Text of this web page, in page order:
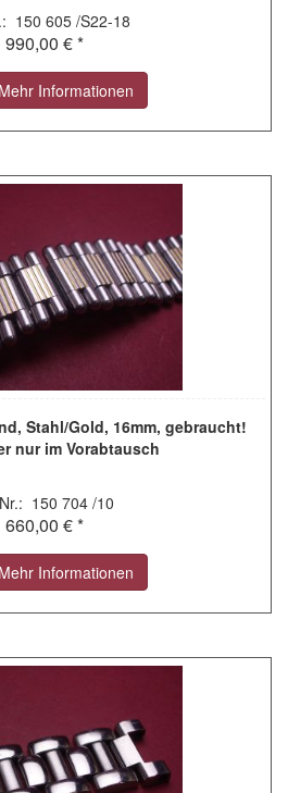
150 605 /S22-18
990,00 € *
Mehr Informationen
Stahl/Gold, 16mm, gebraucht!
nur im Vorabtausch
150 704 /10
660,00 € *
Mehr Informationen